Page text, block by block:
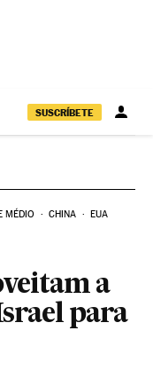
SUSCRÍBETE
MÉDIO CHINA EUA
a
para